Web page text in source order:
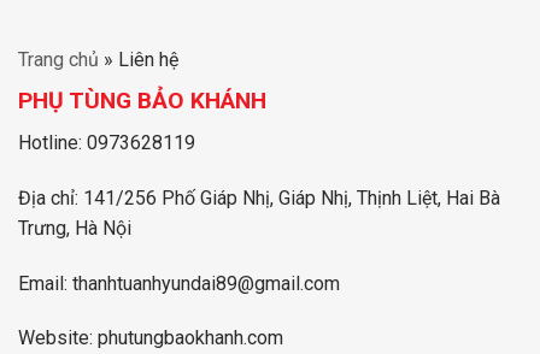
Trang chủ » Liên hệ
PHỤ TÙNG BẢO KHÁNH
Hotline: 0973628119
Địa chỉ: 141/256 Phố Giáp Nhị, Giáp Nhị, Thịnh Liệt, Hai Bà
Trưng, Hà Nội
Email: thanhtuanhyundai89@gmail.com
Website: phutungbaokhanh.com